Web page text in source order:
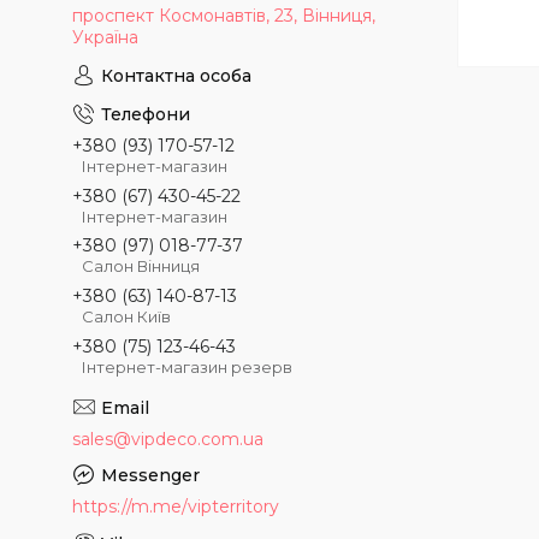
проспект Космонавтів, 23, Вінниця,
Україна
+380 (93) 170-57-12
Інтернет-магазин
+380 (67) 430-45-22
Інтернет-магазин
+380 (97) 018-77-37
Салон Вінниця
+380 (63) 140-87-13
Салон Київ
+380 (75) 123-46-43
Інтернет-магазин резерв
sales@vipdeco.com.ua
https://m.me/vipterritory